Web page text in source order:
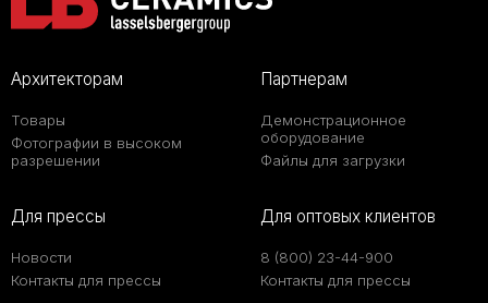
Архитекторам
Товары
Фотографии в высоком
разрешении
Партнерам
Демонстрационное
оборудование
Файлы для загрузки
Для прессы
Новости
Контакты для прессы
Для оптовых клиентов
8 (800) 23-44-900
Контакты для прессы